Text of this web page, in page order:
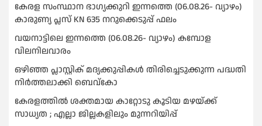
കേരള സംസ്ഥാന ഭാഗ്യക്കുറി ഇന്നത്തെ (06.08.26- വ്യാഴം)
കാരുണ്യ പ്ലസ് KN 635 നറുക്കെടുപ്പ് ഫലം
വയനാട്ടിലെ ഇന്നത്തെ (06.08.26- വ്യാഴം) കമ്പോള
വിലനിലവാരം
ഒഴിഞ്ഞ പ്ലാസ്റ്റിക് മദ്യക്കുപ്പികള്‍ തിരിച്ചെടുക്കുന്ന പദ്ധതി
നിര്‍ത്തലാക്കി ബെവ്കോ
കേരളത്തിൽ ശക്തമായ കാറ്റോടു കൂടിയ മഴയ്ക്ക്
സാധ്യത ; എല്ലാ ജില്ലകളിലും മുന്നറിയിപ്പ്